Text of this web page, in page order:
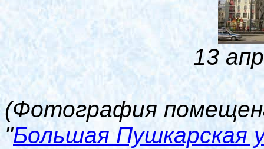
13
(Фотография
"Большая Пушкарская